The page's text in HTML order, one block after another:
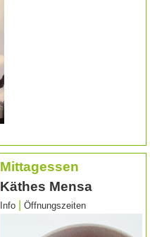
Mittagessen
Käthes Mensa
Info Öffnungszeiten